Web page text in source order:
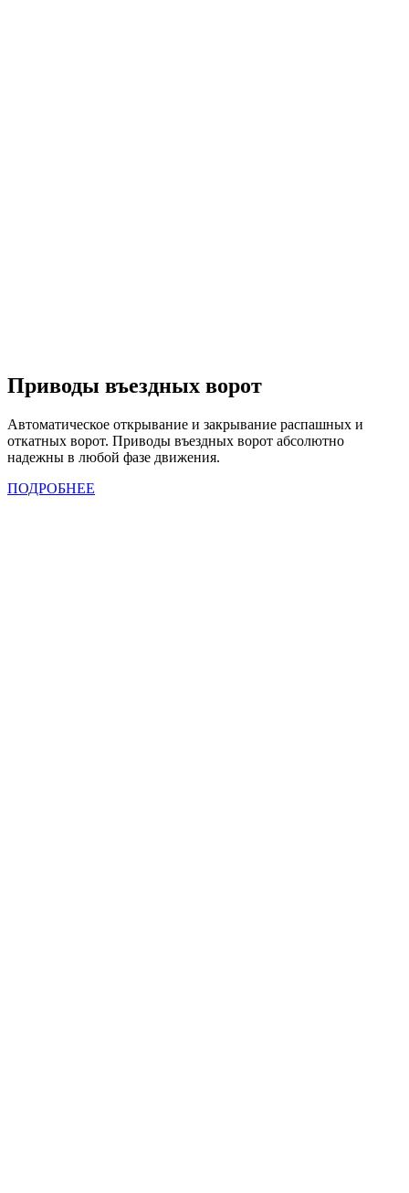
Приводы въездных ворот
Автоматическое открывание и закрывание распашных и
откатных ворот. Приводы въездных ворот абсолютно
надежны в любой фазе движения.
ПОДРОБНЕЕ